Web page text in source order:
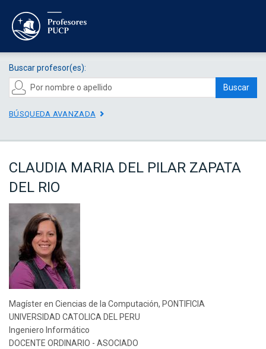
Buscar profesor(es):
Buscar
BÚSQUEDA AVANZADA
CLAUDIA MARIA DEL PILAR ZAPATA
DEL RIO
Magíster en Ciencias de la Computación, PONTIFICIA
UNIVERSIDAD CATOLICA DEL PERU
Ingeniero Informático
DOCENTE ORDINARIO - ASOCIADO